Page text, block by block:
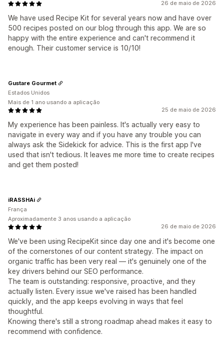
26 de maio de 2026
We have used Recipe Kit for several years now and have over
500 recipes posted on our blog through this app. We are so
happy with the entire experience and can't recommend it
enough. Their customer service is 10/10!
25 de maio de 2026
My experience has been painless. It's actually very easy to
navigate in every way and if you have any trouble you can
always ask the Sidekick for advice. This is the first app I've
used that isn't tedious. It leaves me more time to create recipes
and get them posted!
Gustare Gourmet
Estados Unidos
Mais de 1 ano usando a aplicação
26 de maio de 2026
We've been using RecipeKit since day one and it's become one
of the cornerstones of our content strategy. The impact on
organic traffic has been very real — it's genuinely one of the
key drivers behind our SEO performance.
The team is outstanding: responsive, proactive, and they
actually listen. Every issue we've raised has been handled
quickly, and the app keeps evolving in ways that feel
thoughtful.
Knowing there's still a strong roadmap ahead makes it easy to
recommend with confidence.
iRASSHAi
França
Aproximadamente 3 anos usando a aplicação